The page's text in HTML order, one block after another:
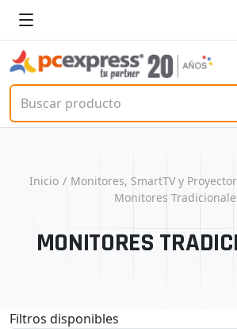
Inicio Monitores, SmartTV y
Monitores
MONITORES
Filtros disponibles